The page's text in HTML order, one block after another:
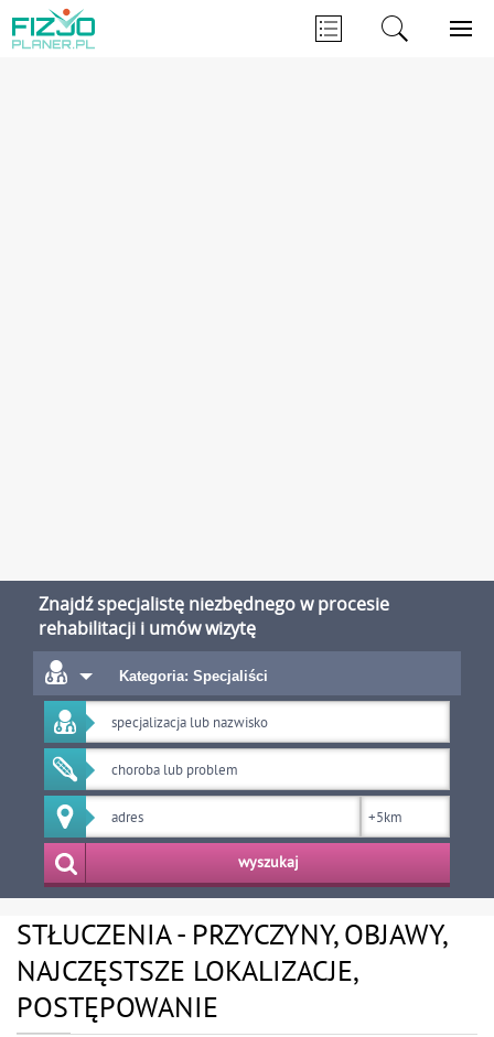
Znajdź specjalistę niezbędnego w procesie
rehabilitacji i umów wizytę
Kategoria: Specjaliści
wyszukaj
STŁUCZENIA - PRZYCZYNY, OBJAWY,
NAJCZĘSTSZE LOKALIZACJE,
POSTĘPOWANIE